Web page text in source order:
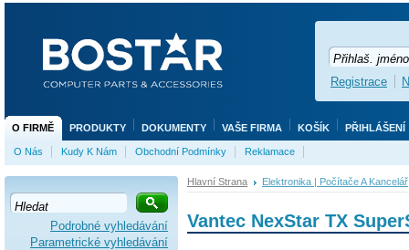
Hlavní Strana Elektronika | Počítače A Kancelář
Vantec NexStar TX
Podrobné vyhledávání
Parametrické vyhledávání
O FIRMĚ PRODUKTY DOKUMENTY VAŠE FIRMA KOŠÍK PŘIHLÁŠENÍ
O Nás Kudy K Nám Obchodní Podmínky Reklamace
Registrace